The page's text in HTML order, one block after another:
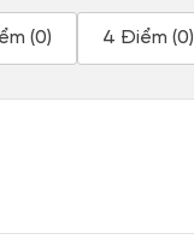
(0) 4 Điểm (0)